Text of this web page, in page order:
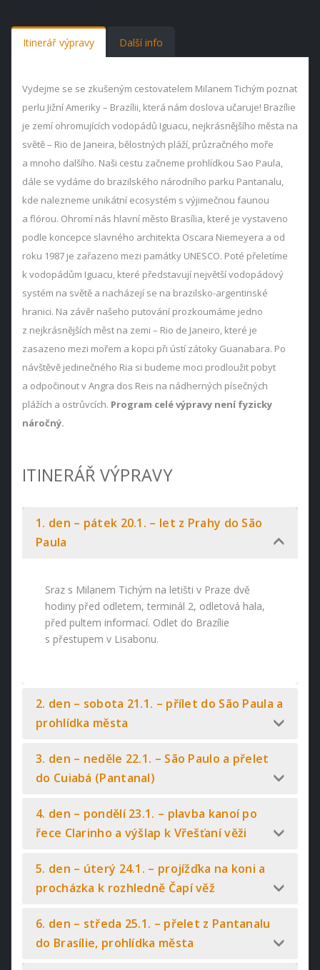
Itinerář výpravy Další info
Vydejme se se zkušeným cestovatelem Milanem Tichým poznat
perlu Jižní Ameriky – Brazílii, která nám doslova učaruje! Brazílie
je zemí ohromujících vodopádů Iguacu, nejkrásnějšího města na
světě – Rio de Janeira, bělostných pláží, průzračného moře
a mnoho dalšího. Naši cestu začneme prohlídkou Sao Paula,
dále se vydáme do brazilského národního parku Pantanalu,
kde nalezneme unikátní ecosystém s výjimečnou faunou
a flórou. Ohromí nás hlavní město Brasília, které je vystaveno
podle koncepce slavného architekta Oscara Niemeyera a od
roku 1987 je zařazeno mezi památky UNESCO. Poté přeletíme
k vodopádům Iguacu, které představují největší vodopádový
systém na světě a nacházejí se na brazilsko-argentinské
hranici. Na závěr našeho putování prozkoumáme jedno
z nejkrásnějších měst na zemi – Rio de Janeiro, které je
zasazeno mezi mořem a kopci při ústí zátoky Guanabara. Po
návštěvě jedinečného Ria si budeme moci prodloužit pobyt
a odpočinout v Angra dos Reis na nádherných písečných
plážích a ostrůvcích. Program celé výpravy není fyzicky
náročný.
ITINERÁŘ VÝPRAVY
1. den – pátek 20.1. – let z Prahy do São
Paula
Sraz s Milanem Tichým na letišti v Praze dvě
hodiny před odletem, terminál 2, odletová hala,
před pultem informací. Odlet do Brazílie
s přestupem v Lisabonu.
2. den – sobota 21.1. – přílet do São Paula a
prohlídka města
3. den – neděle 22.1. – São Paulo a přelet
do Cuiabá (Pantanal)
4. den – pondělí 23.1. – plavba kanoí po
řece Clarinho a výšlap k Vřešťaní věži
5. den – úterý 24.1. – projížďka na koni a
procházka k rozhledně Čapí věž
6. den – středa 25.1. – přelet z Pantanalu
do Brasílie, prohlídka města